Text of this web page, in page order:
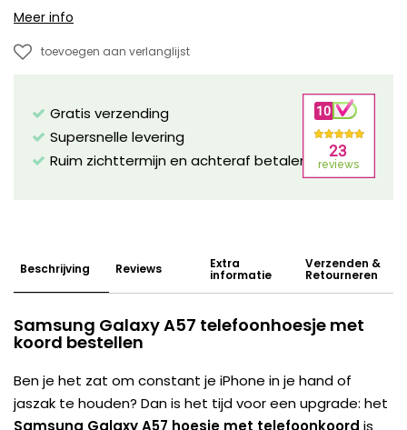
Meer info
toevoegen aan verlanglijst
Gratis verzending
Supersnelle levering
Ruim zichttermijn en achteraf betalen mogelijk!
Beschrijving Reviews Extra
informatie
Verzenden &
Retourneren
Samsung Galaxy A57 telefoonhoesje met
koord bestellen
Ben je het zat om constant je iPhone in je hand of
jaszak te houden? Dan is het tijd voor een upgrade: het
Samsung Galaxy A57 hoesje met telefoonkoord is